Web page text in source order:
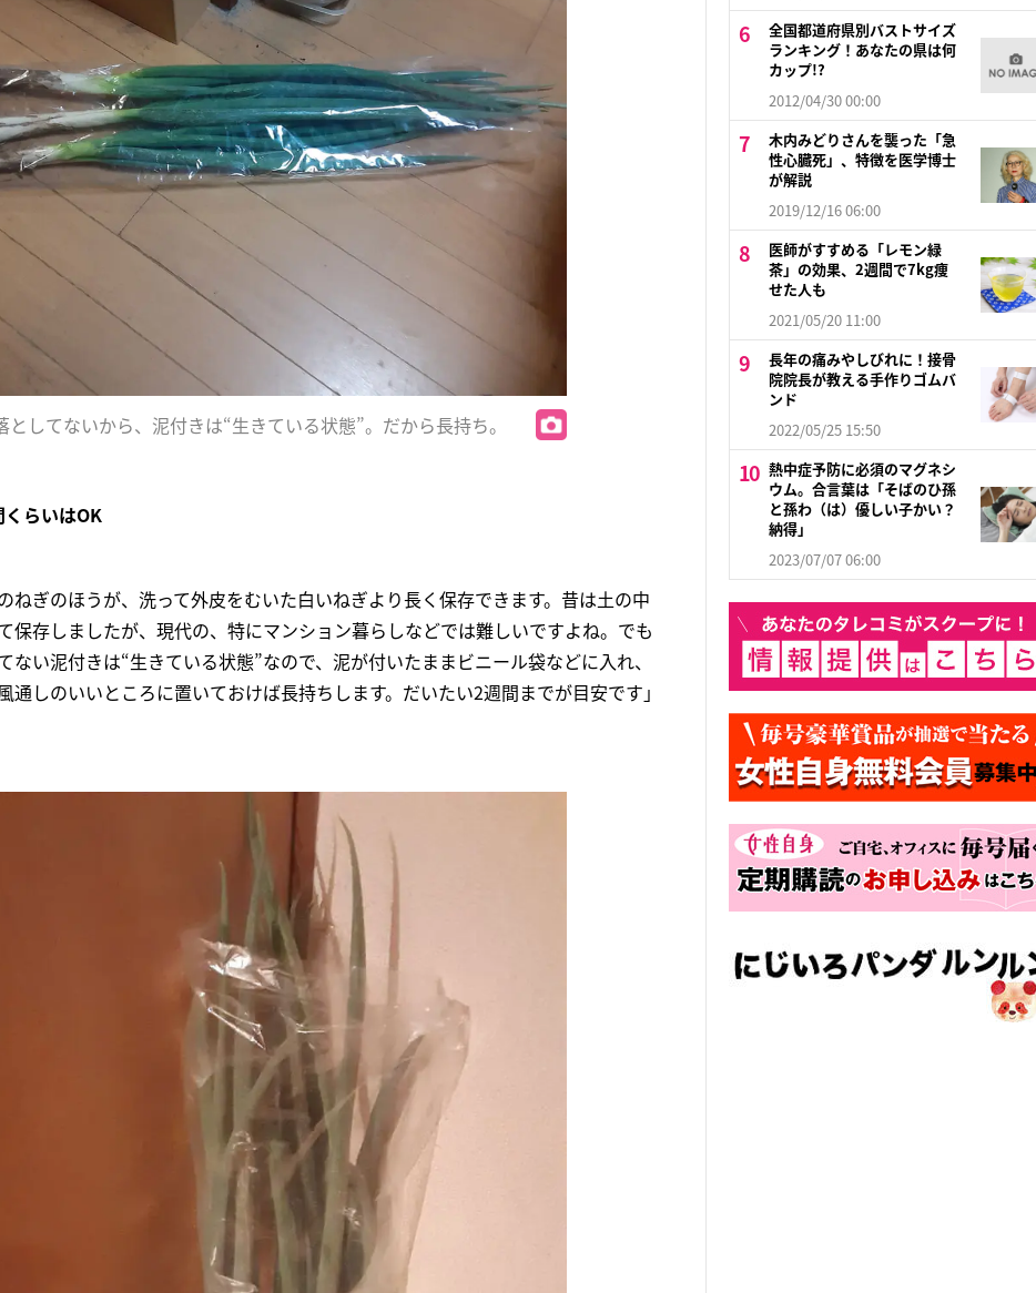
としてないから、泥付きは“生きている状態”。だから長持ち。
らいはOK
ねぎのほうが、洗って外皮をむいた白いねぎより長く保存できます。昔は土の中
保存しましたが、現代の、特にマンション暮らしなどでは難しいですよね。でも
ない泥付きは“生きている状態”なので、泥が付いたままビニール袋などに入れ、
通しのいいところに置いておけば長持ちします。だいたい2週間までが目安です」
全国都道府県別バストサイズ
ランキング！あなたの県は何
カップ!?
2012/04/30 00:00
木内みどりさんを襲った「急
性心臓死」、特徴を医学博士
が解説
2019/12/16 06:00
医師がすすめる「レモン緑
茶」の効果、2週間で7kg痩
せた人も
2021/05/20 11:00
長年の痛みやしびれに！接骨
院院長が教える手作りゴムバ
ンド
2022/05/25 15:50
熱中症予防に必須のマグネシ
ウム。合言葉は「そばのひ孫
と孫わ（は）優しい子かい？
納得」
2023/07/07 06:00